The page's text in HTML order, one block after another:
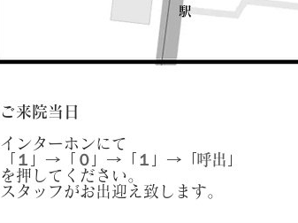
駅
ご来院当日
​インターホンにて
１ 」→「 ０ 」→「 １ 」→「 呼出 」
を押してください。
​スタッフがお出迎え致します。